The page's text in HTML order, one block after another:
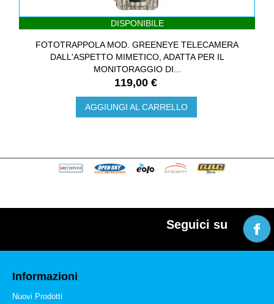
DISPONIBILE
FOTOTRAPPOLA MOD. GREENEYE TELECAMERA
DALL'ASPETTO MIMETICO, ADATTA PER IL
MONITORAGGIO DI...
119,00 €
AGGIUNGI AL CARRELLO
Seguici su
Informazioni
Nuovi Prodotti